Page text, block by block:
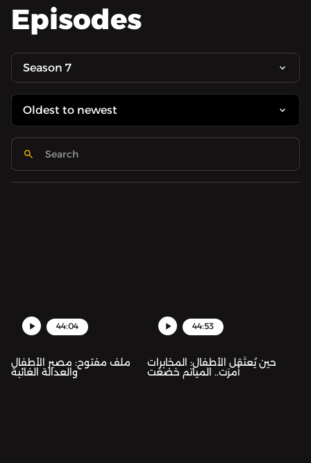
Episodes
Season 7
44:04
ملف مفتوح: مصير الأطفال
والعدالة الغائبة
44:53
حين يُعتَقل الأطفال: المخابرات
أمرَت.. المياتم خضعَت